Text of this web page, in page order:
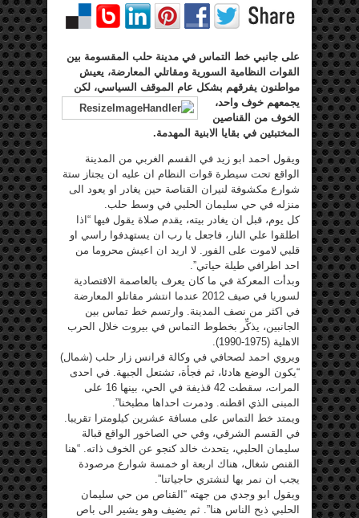
على جانبي خط التماس في مدينة حلب المقسومة بين
القوات النظامية السورية ومقاتلي المعارضة، يعيش
مواطنون يفرقهم بشكل عام الموقف السياسي، لكن
يجمعهم خوف واحد،
الخوف من القناصين
المختبئين في بقايا الابنية المهدمة.
ويقول احمد ابو زيد في القسم الغربي من المدينة
الواقع تحت سيطرة قوات النظام ان عليه ان يجتاز ستة
شوارع مكشوفة لنيران القناصة حين يغادر او يعود الى
منزله في حي سليمان الحلبي في وسط حلب.
كل يوم، قبل ان يغادر بيته، يقدم صلاة يقول فيها “اذا
اطلقوا علي النار، فاجعل يا رب ان يستهدفوا راسي او
قلبي لاموت على الفور. لا اريد ان اعيش محروما من
احد اطرافي طيلة حياتي”.
وبدأت المعركة في ما كان يعرف بالعاصمة الاقتصادية
لسوريا في صيف 2012 عندما انتشر مقاتلو المعارضة
في اكثر من نصف المدينة. وارتسم خط تماس بين
الجانبين، يذكِّر بخطوط التماس في بيروت خلال الحرب
الاهلية (1975-1990).
ويروي احمد لصحافي في وكالة فرانس زار حلب (شمال)
“يكون الوضع هادئا، ثم فجأة، تشتعل الجبهة. في احدى
المرات، سقطت 42 قذيفة في الحي، بينها 16 على
المبنى الذي اقطنه. ودمرت احداها مطبخنا”.
ويمتد خط التماس على مسافة عشرين كيلومترا تقريبا.
في القسم الشرقي، وفي حي الصاخور الواقع قبالة
سليمان الحلبي، يتحدث خالد كنجو عن الخوف ذاته. “هنا
القنص شغال، هناك اربعة او خمسة شوارع مرصودة
يجب ان نمر بها لنشتري حاجياتنا”.
ويقول ابو وجدي من جهته “القناص من حي سليمان
الحلبي ذبح الناس هنا”. ثم يضيف وهو يشير الى باص